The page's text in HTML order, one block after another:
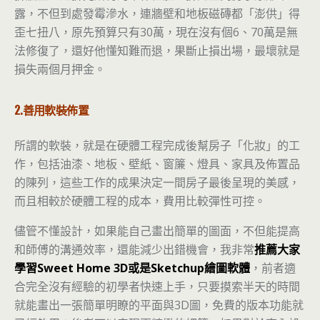
露，不但到處發霉滲水，連牆壁和地板磁磚都「澎供」得
歪七扭八，原先預算只有30萬，現在沒有個6、70萬是無
法修復了，還好他懂知難而退，果斷止損出場，最壞就是
損失兩個月押金。
2.善用軟裝佈置
所謂的軟裝，就是在硬體工程完成後幫房子「化妝」的工
作，包括油漆、地板、壁紙、窗簾、燈具、家具及佈置品
的陳列，這些工作的成果決定一間房子最後呈現的美感，
而且相較於硬體工程的成本，費用比較彈性可控。
儘管不懂設計，如果能自己畫出簡單的圖面，不但能提高
和師傅的溝通效率，還能減少出錯機會，我非常推薦大家
學習Sweet Home 3D或是Sketchup繪圖軟體 ，前者適
合完全沒有經驗的初學者快速上手，只要摸索半天的時間
就能畫出一張簡單明瞭的平面與3D圖，免費的版本功能就